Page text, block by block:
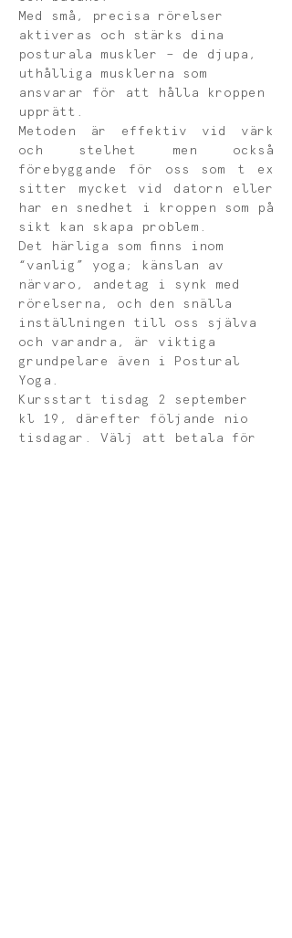
Med små, precisa rörelser
aktiveras och stärks dina
posturala muskler – de djupa,
uthålliga musklerna som
ansvarar för att hålla kroppen
upprätt.
Metoden är effektiv vid värk
och stelhet men också
förebyggande för oss som t ex
sitter mycket vid datorn eller
har en snedhet i kroppen som på
sikt kan skapa problem.
Det härliga som finns inom
“vanlig” yoga; känslan av
närvaro, andetag i synk med
rörelserna, och den snälla
inställningen till oss själva
och varandra, är viktiga
grundpelare även i Postural
Yoga.
Kursstart tisdag 2 september
kl 19, därefter följande nio
tisdagar. Välj att betala för